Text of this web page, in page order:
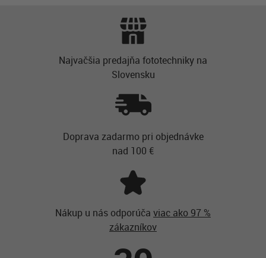
Najvačšia predajňa fototechniky na
Slovensku
Doprava zadarmo pri objednávke
nad 100 €
Nákup u nás odporúča viac ako 97 %
zákazníkov